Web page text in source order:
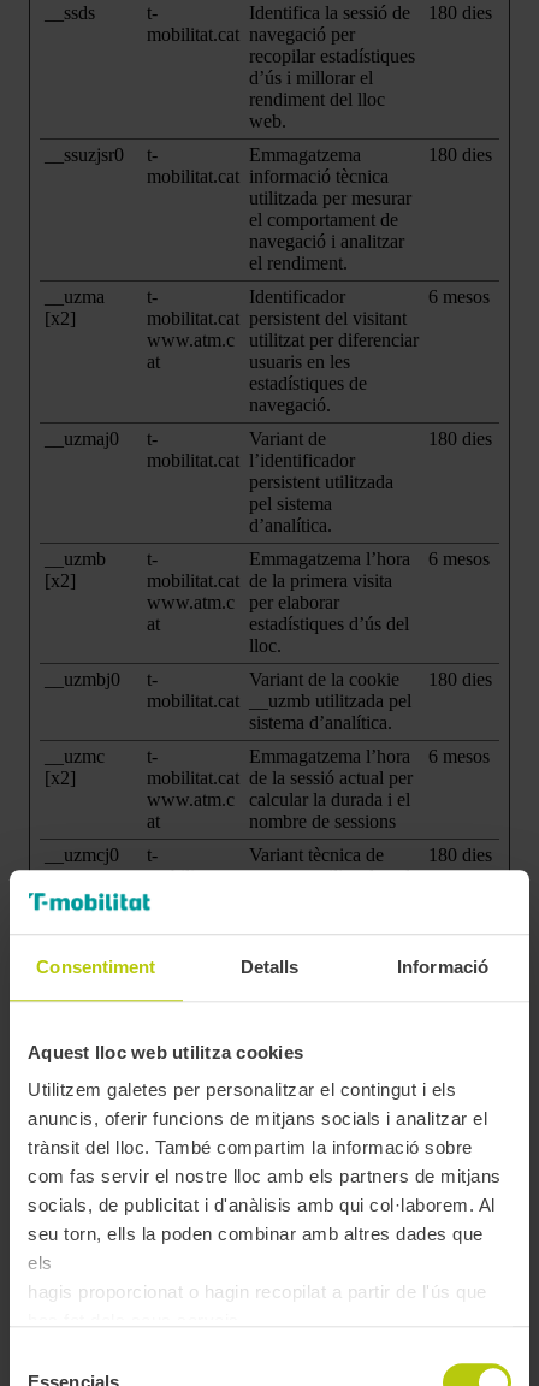
Consentiment Detalls Informació
Aquest lloc web utilitza cookies
Utilitzem galetes per personalitzar el contingut i els
anuncis, oferir funcions de mitjans socials i analitzar el
trànsit del lloc. També compartim la informació sobre
com fas servir el nostre lloc amb els partners de mitjans
socials, de publicitat i d'anàlisis amb qui col·laborem. Al
seu torn, ells la poden combinar amb altres dades que
els
hagis proporcionat o hagin recopilat a partir de l'ús que
Essencials
__ssds
t-
mobilitat.cat
Identifica la sessió de
navegació per
recopilar estadístiques
d’ús i millorar el
rendiment del lloc
web.
180 dies
__ssuzjsr0
t-
mobilitat.cat
Emmagatzema
informació tècnica
utilitzada per mesurar
el comportament de
navegació i analitzar
el rendiment.
180 dies
__uzma
[x2]
t-
mobilitat.cat
www.atm.c
at
Identificador
persistent del visitant
utilitzat per diferenciar
usuaris en les
estadístiques de
navegació.
6 mesos
__uzmaj0
t-
mobilitat.cat
Variant de
l’identificador
persistent utilitzada
pel sistema
d’analítica.
180 dies
__uzmb
[x2]
t-
mobilitat.cat
www.atm.c
at
Emmagatzema l’hora
de la primera visita
per elaborar
estadístiques d’ús del
lloc.
6 mesos
__uzmbj0
t-
mobilitat.cat
Variant de la cookie
__uzmb utilitzada pel
sistema d’analítica.
180 dies
__uzmc
[x2]
t-
mobilitat.cat
www.atm.c
at
Emmagatzema l’hora
de la sessió actual per
calcular la durada i el
nombre de sessions
6 mesos
__uzmcj0
t-
mobilitat.cat
Variant tècnica de
__uzmc utilitzada pel
180 dies
__uzmd
t-
www.atm.c
at
Registra l’hora de
l’usuari per elaborar
6 mesos
__uzmdj0
t-
Variant tècnica de
sistema d’analítica.
__uzme
[x2]
t-
mobilitat.cat
www.atm.c
at
Emmagatzema
informació agregada
de l’historial de
navegació amb
finalitats estadístiques.
6 mesos
__uzmf
[x2]
www.atm.c
al càlcul de mètriques
6 mesos